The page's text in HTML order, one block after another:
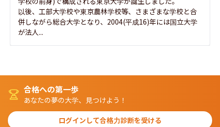
以後、工部大学校や東京農林学校等、さまざまな学校と合
併しながら総合大学となり、2004(平成16)年には国立大学
が法人...
合格への第一歩
あなたの夢の大学、見つけよう！
ログインして合格力診断を受ける